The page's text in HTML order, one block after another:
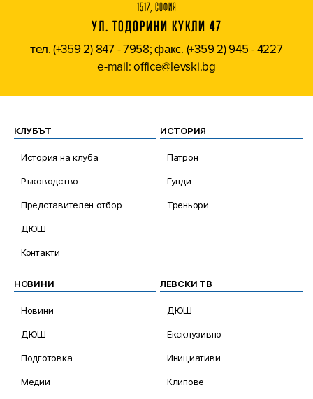
1517, СОФИЯ
УЛ. ТОДОРИНИ КУКЛИ 47
тел. (+359 2) 847 - 7958; факс. (+359 2) 945 - 4227
e-mail: office@levski.bg
КЛУБЪТ
История на клуба
Ръководство
Представителен отбор
ДЮШ
Контакти
ИСТОРИЯ
Патрон
Гунди
Треньори
НОВИНИ
Новини
ДЮШ
Подготовка
Медии
ЛЕВСКИ ТВ
ДЮШ
Ексклузивно
Инициативи
Клипове